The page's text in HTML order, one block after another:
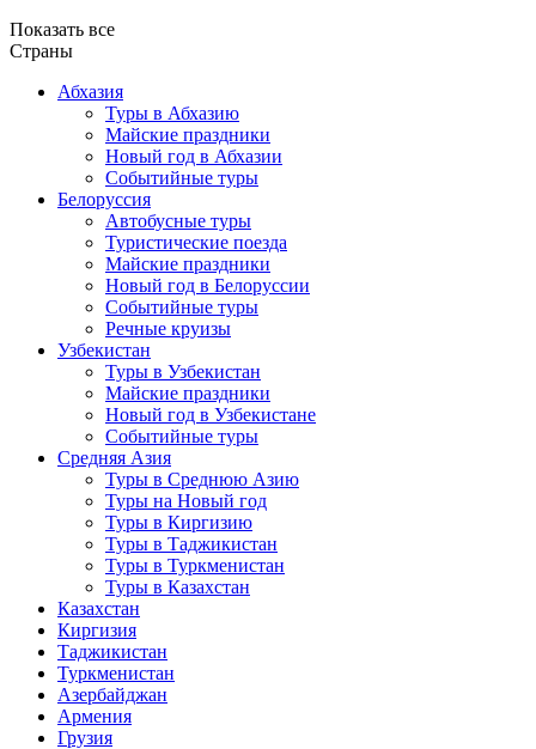
Показать все
Страны
Абхазия
Туры в Абхазию
Майские праздники
Новый год в Абхазии
Событийные туры
Белоруссия
Автобусные туры
Туристические поезда
Майские праздники
Новый год в Белоруссии
Событийные туры
Речные круизы
Узбекистан
Туры в Узбекистан
Майские праздники
Новый год в Узбекистане
Событийные туры
Средняя Азия
Туры в Среднюю Азию
Туры на Новый год
Туры в Киргизию
Туры в Таджикистан
Туры в Туркменистан
Туры в Казахстан
Казахстан
Киргизия
Таджикистан
Туркменистан
Азербайджан
Армения
Грузия